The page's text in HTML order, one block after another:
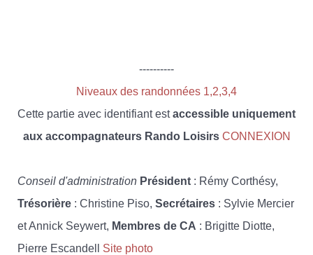
----------
Niveaux des randonnées 1,2,3,4
Cette partie avec identifiant estaccessible uniquement
aux accompagnateurs Rando Loisirs CONNEXION
Conseil d'administration Président : Rémy Corthésy,
Trésorière : Christine Piso, Secrétaires : Sylvie Mercier
et Annick Seywert, Membres de CA : Brigitte Diotte,
Pierre Escandell Site photo